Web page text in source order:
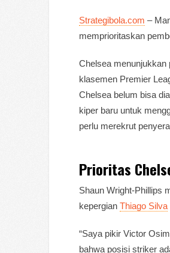
Strategibola.com –
memprioritaskan
Chelsea menunjukkan
klasemen Premier
Chelsea belum bisa
kiper baru untuk
perlu merekrut
Prioritas
Shaun Wright-Phillips
kepergian Thiago Silva
“Saya pikir Victor
bahwa posisi striker